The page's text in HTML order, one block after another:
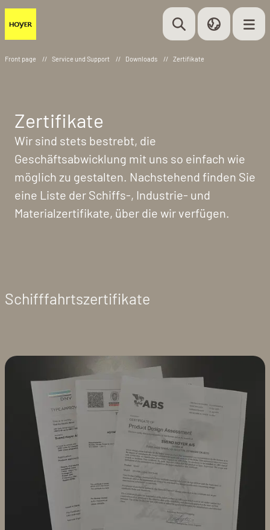
Front page // Service und Support // Downloads // Zertifikate
Zertifikate
Wir sind stets bestrebt, die
Geschäftsabwicklung mit uns so einfach wie
möglich zu gestalten. Nachstehend finden Sie
eine Liste der Schiffs-, Industrie- und
Materialzertifikate, über die wir verfügen.
Schifffahrtszertifikate